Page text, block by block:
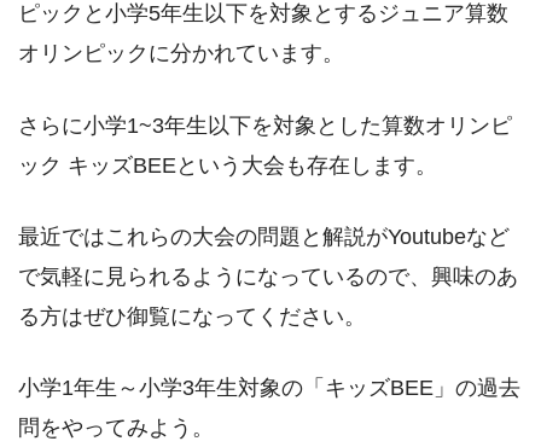
ピックと小学5年生以下を対象とするジュニア算数
オリンピックに分かれています。
さらに小学1~3年生以下を対象とした算数オリンピ
ック キッズBEEという大会も存在します。
最近ではこれらの大会の問題と解説がYoutubeなど
で気軽に見られるようになっているので、興味のあ
る方はぜひ御覧になってください。
小学1年生～小学3年生対象の「キッズBEE」の過去
問をやってみよう。